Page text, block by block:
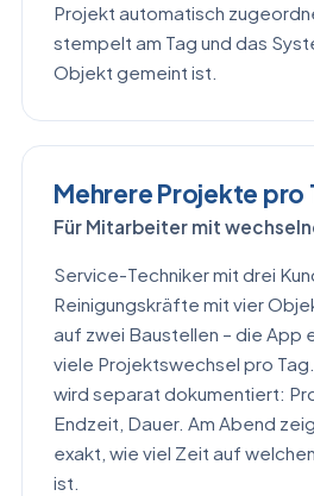
Projekt automatisch
stempelt am Tag und das
Objekt gemeint ist.
Mehrere Projekte pro
Für Mitarbeiter mit
Service-Techniker mit drei
Reinigungskräfte mit vier
auf zwei Baustellen – die App
viele Projektswechsel pro
wird separat dokumentiert:
Endzeit, Dauer. Am Abend
exakt, wie viel Zeit auf
ist.